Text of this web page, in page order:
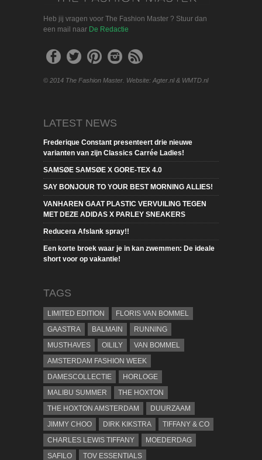
Heb jij vragen voor The Fashion Master ? Stuur dan
een mail naar De Redactie
© 2014 The Fashion Master. Website: Agter.nl & WMTD.nl
LATEST NEWS
Frederique Constant presenteert drie nieuwe
varianten van zijn Classics Carrée Ladies!
SAMSØE SAMSØE X GORE-TEX 4.0
SAY BONJOUR TO YOUR BEST MORNING ALLIES!
VANHAREN GAAT PLASTIC VERVUILING TEGEN
MET DEZE ADIDAS X PARLEY SNEAKERS
Reducera Afslank spray!!
Een korte broek waar je in kan zwemmen: De ideale
short voor op vakantie!
TAGS
LIMITED EDITION
FLORIS VAN BOMMEL
GAASTRA
BALMAIN
RUNNING
MUSTHAVES
OILILY
VAN BOMMEL
AMSTERDAM FASHION WEEK
DAMESCOLLECTIE
HORLOGE
MALIBU SUMMER
THE HOXTON
THE HOXTON AMSTERDAM
DUURZAAM
JIMMY CHOO
DIRK KIKSTRA
TIFFANY & CO
CHARLES LEWIS TIFFANY
MOEDERDAG
SAFILO
TOV ESSENTIALS